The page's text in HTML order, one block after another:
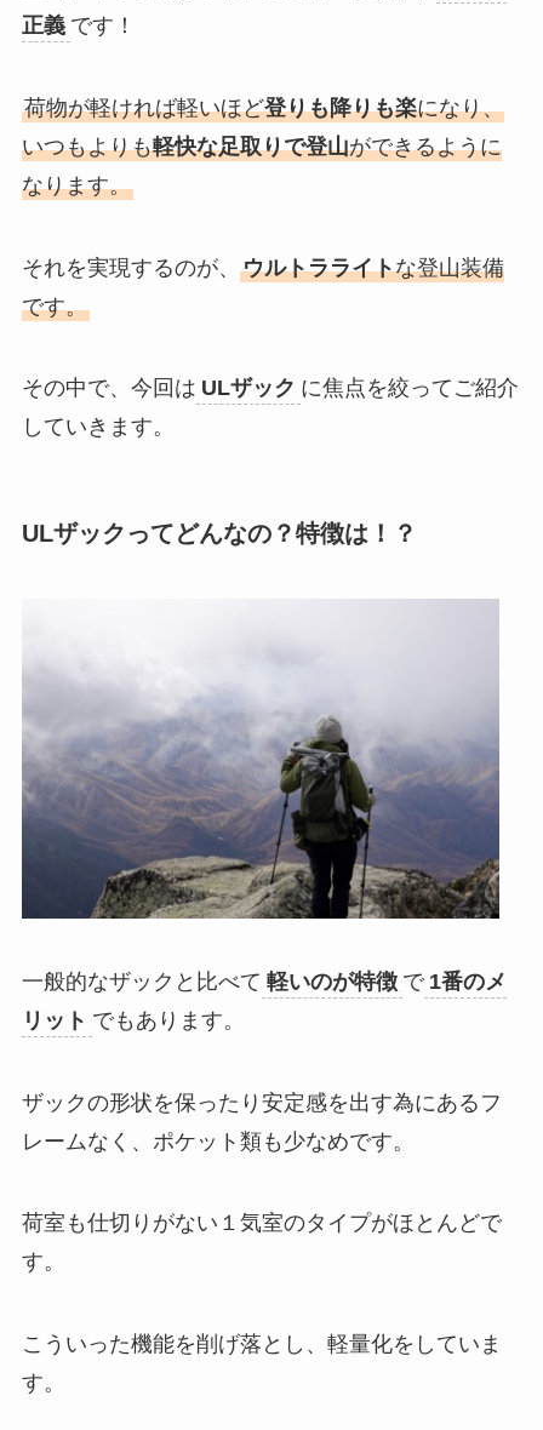
正義 です！
荷物が軽ければ軽いほど登りも降りも楽になり、
いつもよりも軽快な足取りで登山ができるように
なります。
それを実現するのが、 ウルトラライトな登山装備
です。
その中で、今回は ULザック に焦点を絞ってご紹介
していきます。
ULザックってどんなの？特徴は！？
一般的なザックと比べて 軽いのが特徴 で 1番のメ
リット でもあります。
ザックの形状を保ったり安定感を出す為にあるフ
レームなく、ポケット類も少なめです。
荷室も仕切りがない１気室のタイプがほとんどで
す。
こういった機能を削げ落とし、軽量化をしていま
す。